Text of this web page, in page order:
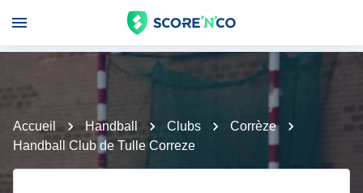
Accueil Handball Clubs
Corrèze
Handball Club de Tulle Correze